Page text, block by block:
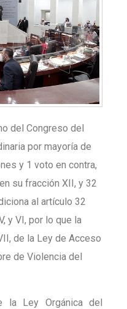
del Congreso del
por mayoría de
y 1 voto en contra,
su fracción XII, y 32
al artículo 32
y VI, por lo que la
de la Ley de Acceso
de Violencia del
la Ley Orgánica del